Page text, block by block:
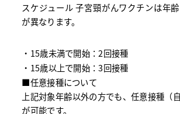
スケジュール 子宮頸がんワクチンは年
が異なります。
・15歳未満で開始：2回接種
・15歳以上で開始：3回接種
■任意接種について
上記対象年齢以外の方でも、任意接種（
が可能です。